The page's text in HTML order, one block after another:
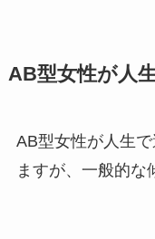
AB型女性が人
AB型女性が人生
ますが、一般的な